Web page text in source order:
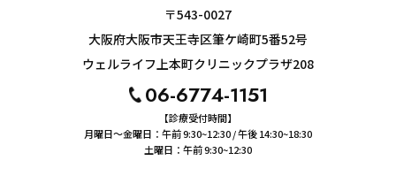
〒543-0027
大阪府大阪市天王寺区筆ケ崎町5番52号
ウェルライフ上本町クリニックプラザ208
06-6774-1151
【診療受付時間】
月曜日〜金曜日：午前 9:30~12:30 / 午後 14:30~18:30
土曜日：午前 9:30~12:30